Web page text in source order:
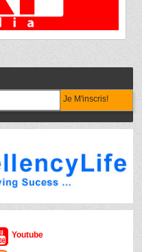
Je M'inscris!
Youtube